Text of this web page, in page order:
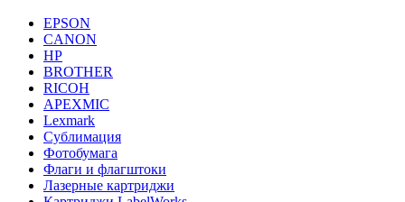
EPSON
CANON
HP
BROTHER
RICOH
APEXMIC
Lexmark
Сублимация
Фотобумага
Флаги и флагштоки
Лазерные картриджи